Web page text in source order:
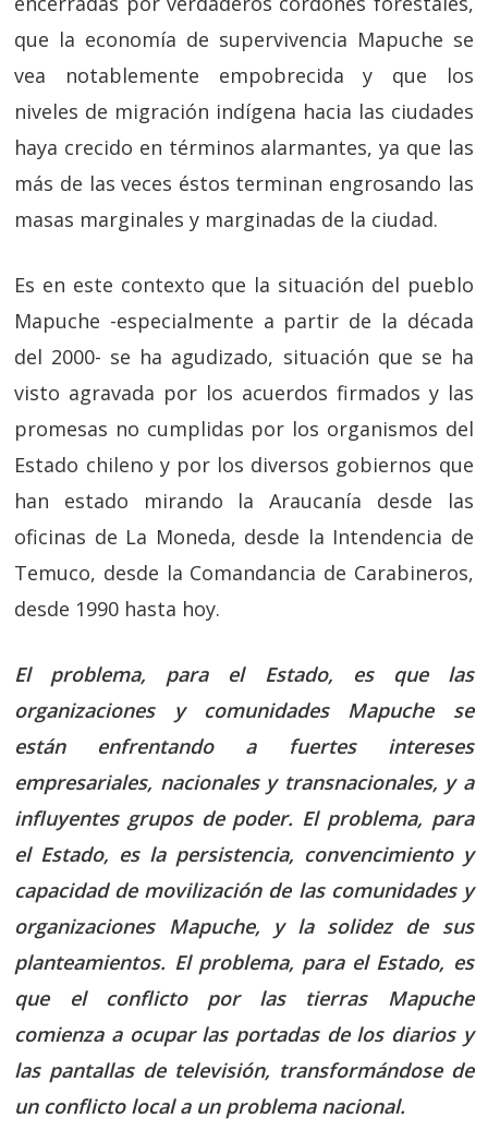
que la economía de supervivencia Mapuche se
vea notablemente empobrecida y que los
niveles de migración indígena hacia las ciudades
haya crecido en términos alarmantes, ya que las
más de las veces éstos terminan engrosando las
masas marginales y marginadas de la ciudad.
Es en este contexto que la situación del pueblo
Mapuche -especialmente a partir de la década
del 2000- se ha agudizado, situación que se ha
visto agravada por los acuerdos firmados y las
promesas no cumplidas por los organismos del
Estado chileno y por los diversos gobiernos que
han estado mirando la Araucanía desde las
oficinas de La Moneda, desde la Intendencia de
Temuco, desde la Comandancia de Carabineros,
desde 1990 hasta hoy.
El problema, para el Estado, es que las
organizaciones y comunidades Mapuche se
están enfrentando a fuertes intereses
empresariales, nacionales y transnacionales, y a
influyentes grupos de poder. El problema, para
el Estado, es la persistencia, convencimiento y
capacidad de movilización de las comunidades y
organizaciones Mapuche, y la solidez de sus
planteamientos. El problema, para el Estado, es
que el conflicto por las tierras Mapuche
comienza a ocupar las portadas de los diarios y
las pantallas de televisión, transformándose de
un conflicto local a un problema nacional.